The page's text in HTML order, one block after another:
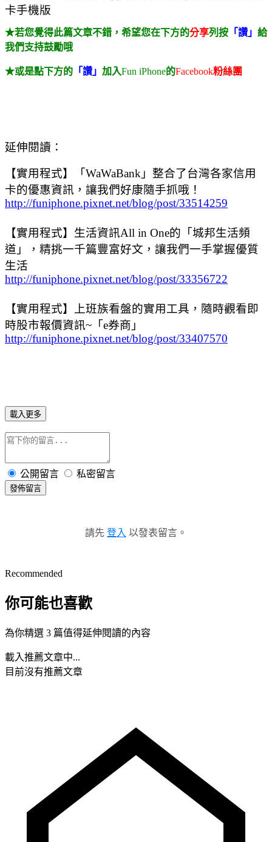
卡手機版
★若您覺得此篇文章不錯，希望您在下方的分享列按 「讚」 給
我們支持鼓勵哦
★或是點下方的 「讚」 加入Fun iPhone的Facebook粉絲團
延伸閱讀：
【實用程式】「WaWaBank」整合了台灣各家信用
卡的優惠資訊，讓我們好康隨手抓哦！
http://funiphone.pixnet.net/blog/post/33514259
【實用程式】生活資訊All in One的「城邦生活頻
道」，精挑一千篇豐富好文，讓我們一手掌握優質
生活
http://funiphone.pixnet.net/blog/post/33356722
【實用程式】上班族看盤的實用工具，隨時觀看即
時股市報價資訊~「e券商」
http://funiphone.pixnet.net/blog/post/33407570
載入更多
公開留言 私密留言
發佈留言
請先 登入 以發表留言。
Recommended
你可能也喜歡
為你精選 3 篇值得延伸閱讀的內容
載入推薦文章中...
目前沒有推薦文章